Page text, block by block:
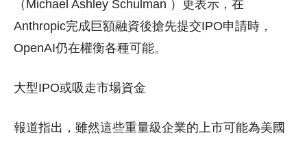
（Michael Ashley Schulman ）更表示，在
Anthropic完成巨額融資後搶先提交IPO申請時，
OpenAI仍在權衡各種可能。
大型IPO或吸走市場資金
報道指出，雖然這些重量級企業的上市可能為美國